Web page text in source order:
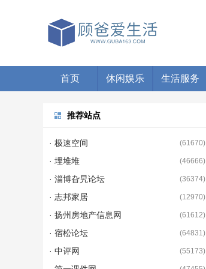
首页 休闲娱乐 生活服务
推荐站点
· 极速空间 (61670)
· 埋堆堆 (46666)
· 淄博旮旯论坛 (36374)
· 志邦家居 (12970)
· 扬州房地产信息网 (61612)
· 宿松论坛 (64831)
· 中评网 (55173)